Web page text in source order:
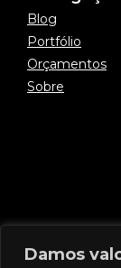
Damos
Blog
Portfólio
Orçamentos
Sobre